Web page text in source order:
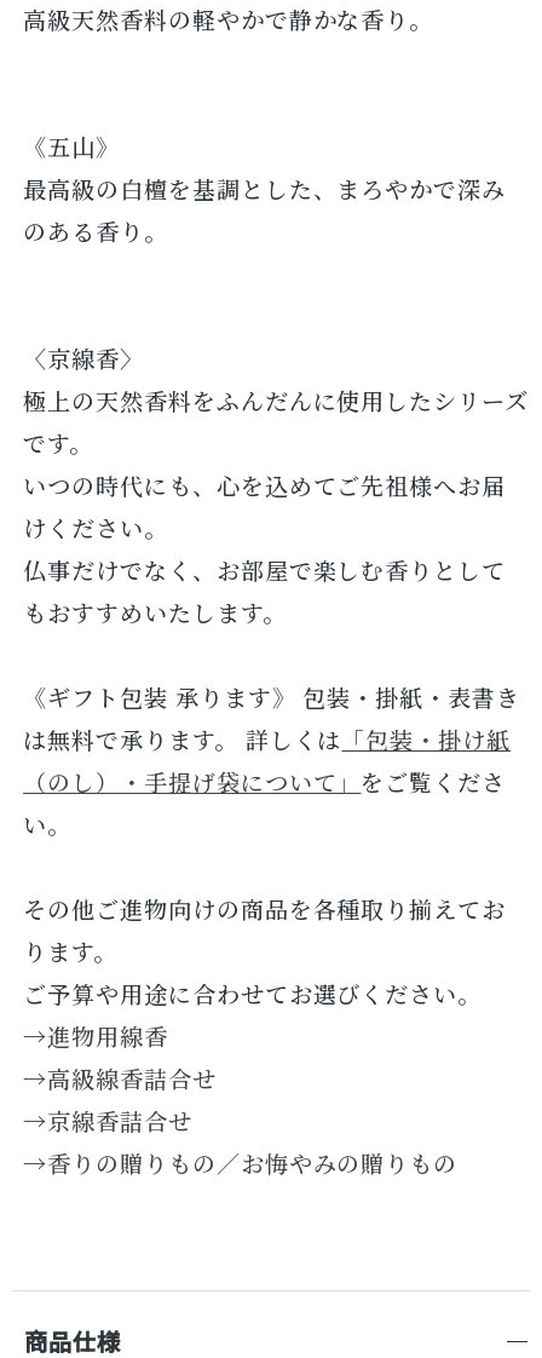
高級天然香料の軽やかで静かな香り。
《五山》
最高級の白檀を基調とした、まろやかで深み
のある香り。
〈京線香〉
極上の天然香料をふんだんに使用したシリーズ
です。
いつの時代にも、心を込めてご先祖様へお届
けください。
仏事だけでなく、お部屋で楽しむ香りとして
もおすすめいたします。
《ギフト包装 承ります》 包装・掛紙・表書き
は無料で承ります。 詳しくは 「包装・掛け紙
（のし）・手提げ袋について」 をご覧くださ
い。
その他ご進物向けの商品を各種取り揃えてお
ります。
ご予算や用途に合わせてお選びください。
→進物用線香
→高級線香詰合せ
→京線香詰合せ
→香りの贈りもの／お悔やみの贈りもの
商品仕様